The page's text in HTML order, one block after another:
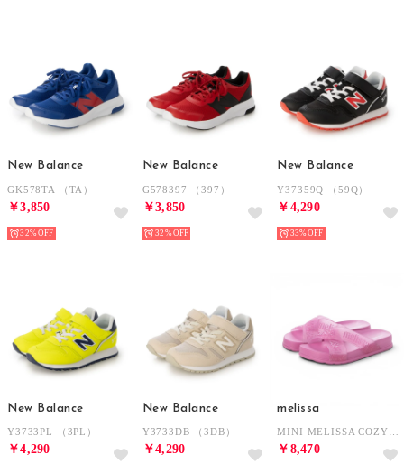
New Balance
GK578TA （TA）
￥3,850
32%
New Balance
G578397 （397）
￥3,850
32%
New Balance
Y37359Q （59Q）
￥4,290
33%
New Balance
Y3733PL （3PL）
￥4,290
New Balance
Y3733DB （3DB）
￥4,290
melissa
￥8,470